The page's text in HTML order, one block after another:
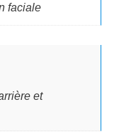
faciale
et